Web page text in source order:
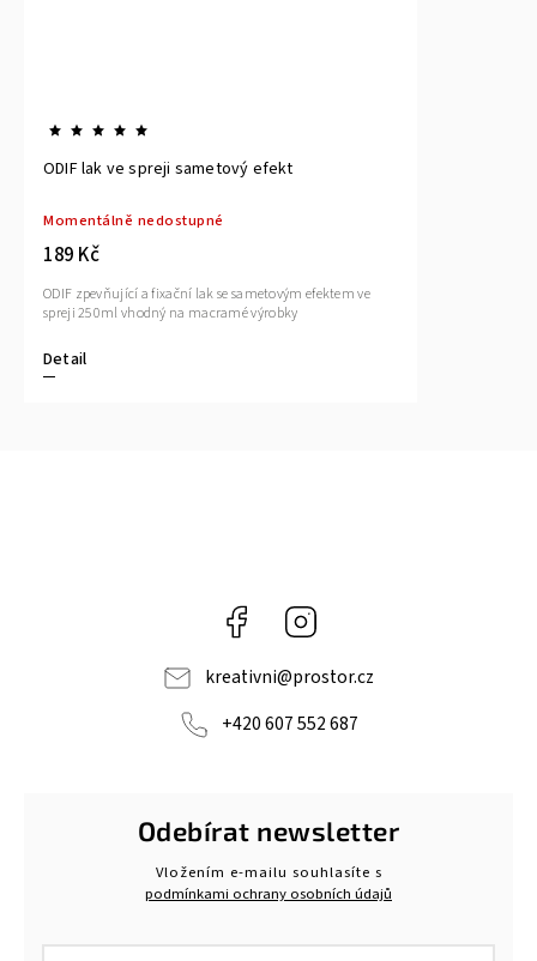
ODIF lak ve spreji sametový efekt
Momentálně nedostupné
189 Kč
Detail
ODIF zpevňující a fixační lak se sametovým efektem ve
spreji 250ml vhodný na macramé výrobky
Facebook
kreativni@prostor.cz
+420 607 552 687
Odebírat newsletter
Vložením e-mailu souhlasíte s
podmínkami ochrany osobních údajů